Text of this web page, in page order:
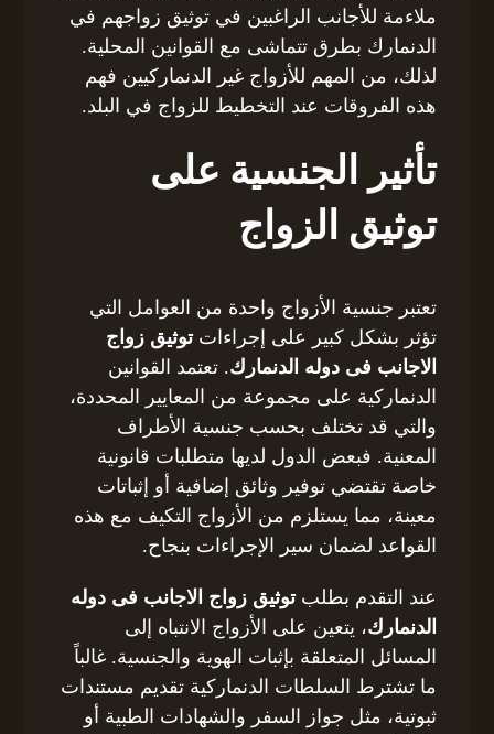
ملاءمة للأجانب الراغبين في توثيق زواجهم في
الدنمارك بطرق تتماشى مع القوانين المحلية.
لذلك، من المهم للأزواج غير الدنماركيين فهم
هذه الفروقات عند التخطيط للزواج في البلد.
تأثير الجنسية على
توثيق الزواج
تعتبر جنسية الأزواج واحدة من العوامل التي
تؤثر بشكل كبير على إجراءاتتوثيق زواج
الاجانب فى دوله الدنمارك. تعتمد القوانين
الدنماركية على مجموعة من المعايير المحددة،
والتي قد تختلف بحسب جنسية الأطراف
المعنية. فبعض الدول لديها متطلبات قانونية
خاصة تقتضي توفير وثائق إضافية أو إثباتات
معينة، مما يستلزم من الأزواج التكيف مع هذه
القواعد لضمان سير الإجراءات بنجاح.
عند التقدم بطلبتوثيق زواج الاجانب فى دوله
الدنمارك، يتعين على الأزواج الانتباه إلى
المسائل المتعلقة بإثبات الهوية والجنسية. غالباً
ما تشترط السلطات الدنماركية تقديم مستندات
ثبوتية، مثل جواز السفر والشهادات الطبية أو